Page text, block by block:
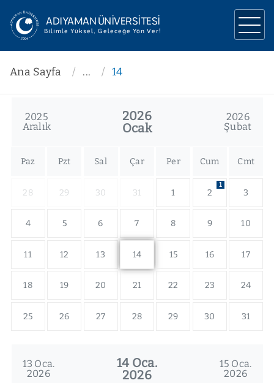
ADIYAMAN ÜNİVERSİTESİ
Bilimle Yüksel, Geleceğe Yön Ver!
ÜNİVERSİTEMİZ
AKADEMİK
Ana Sayfa ... 14
2025
Aralık
2026
Ocak
2026
Şubat
Paz Pzt Sal Çar Per Cum Cmt
28 29 30 31 1 2
1
3
4 5 6 7 8 9 10
11 12 13 14 15 16 17
18 19 20 21 22 23 24
25 26 27 28 29 30 31
13 Oca.
2026
14 Oca.
2026
15 Oca.
2026